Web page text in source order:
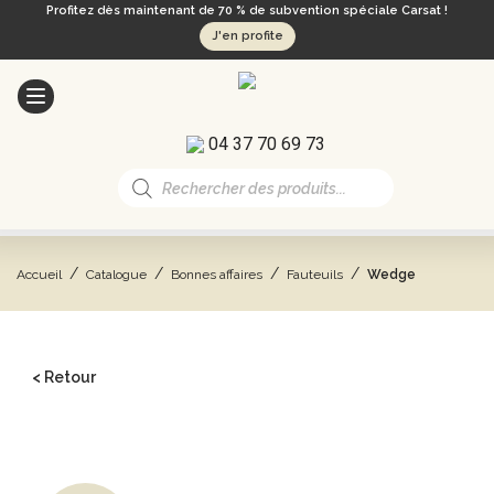
Profitez dès maintenant de 70 % de subvention spéciale Carsat !
J'en profite
04 37 70 69 73
Recherche
de
Accueil / Catalogue / Bonnes affaires / Fauteuils / Wedge
< Retour